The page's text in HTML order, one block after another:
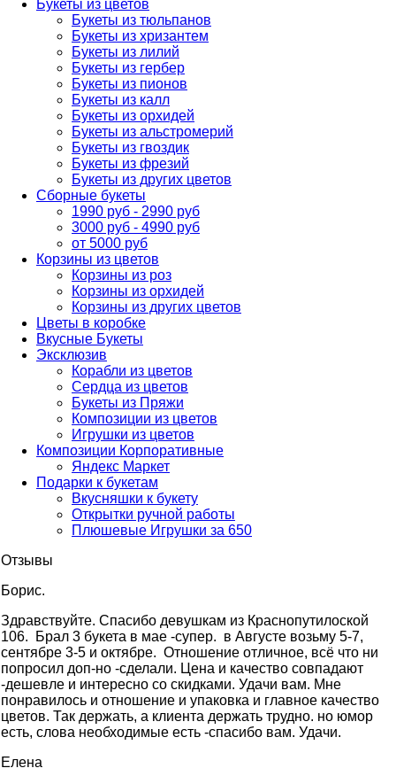
Букеты из цветов
Букеты из тюльпанов
Букеты из хризантем
Букеты из лилий
Букеты из гербер
Букеты из пионов
Букеты из калл
Букеты из орхидей
Букеты из альстромерий
Букеты из гвоздик
Букеты из фрезий
Букеты из других цветов
Сборные букеты
1990 руб - 2990 руб
3000 руб - 4990 руб
от 5000 руб
Корзины из цветов
Корзины из роз
Корзины из орхидей
Корзины из других цветов
Цветы в коробке
Вкусные Букеты
Эксклюзив
Корабли из цветов
Сердца из цветов
Букеты из Пряжи
Композиции из цветов
Игрушки из цветов
Композиции Корпоративные
Яндекс Маркет
Подарки к букетам
Вкусняшки к букету
Открытки ручной работы
Плюшевые Игрушки за 650
Отзывы
Борис.
Здравствуйте. Cпасибо девушкам из Краснопутилоской
106. Брал 3 букета в мае -супер. в Августе возьму 5-7,
сентябре 3-5 и октябре. Отношение отличное, всё что ни
попросил доп-но -сделали. Цена и качество совпадают
-дешевле и интересно со скидками. Удачи вам. Мне
понравилось и отношение и упаковка и главное качество
цветов. Так держать, а клиента держать трудно. но юмор
есть, слова необходимые есть -спасибо вам. Удачи.
Елена